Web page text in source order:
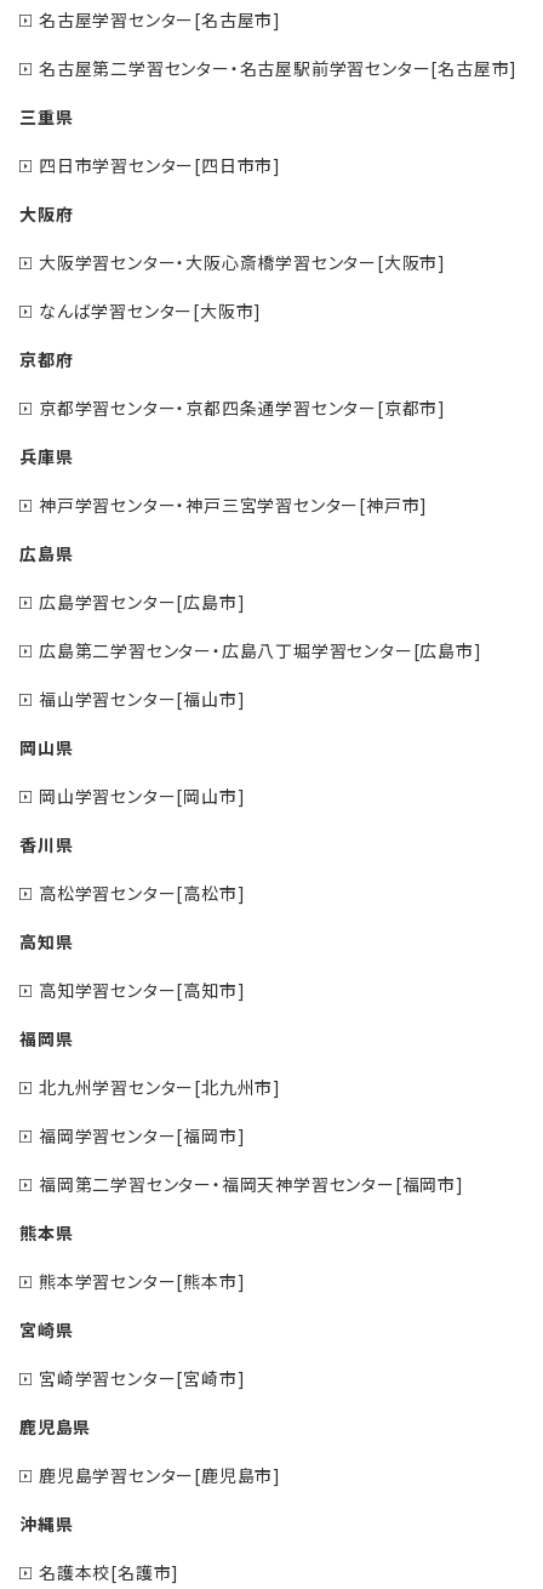
名古屋学習センター[名古屋市]
名古屋第二学習センター・名古屋駅前学習センター[名古屋市]
三重県
四日市学習センター[四日市市]
大阪府
大阪学習センター・大阪心斎橋学習センター[大阪市]
なんば学習センター[大阪市]
京都府
京都学習センター・京都四条通学習センター[京都市]
兵庫県
神戸学習センター・神戸三宮学習センター[神戸市]
広島県
広島学習センター[広島市]
広島第二学習センター・広島八丁堀学習センター[広島市]
福山学習センター[福山市]
岡山県
岡山学習センター[岡山市]
香川県
高松学習センター[高松市]
高知県
高知学習センター[高知市]
福岡県
北九州学習センター[北九州市]
福岡学習センター[福岡市]
福岡第二学習センター・福岡天神学習センター[福岡市]
熊本県
熊本学習センター[熊本市]
宮崎県
宮崎学習センター[宮崎市]
鹿児島県
鹿児島学習センター[鹿児島市]
沖縄県
名護本校[名護市]